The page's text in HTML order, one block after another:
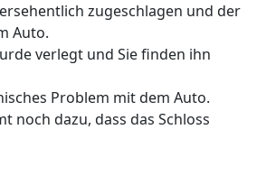
zugeschlagen und der
Auto.
verlegt und Sie finden ihn
Problem mit dem Auto.
noch dazu, dass das Schloss